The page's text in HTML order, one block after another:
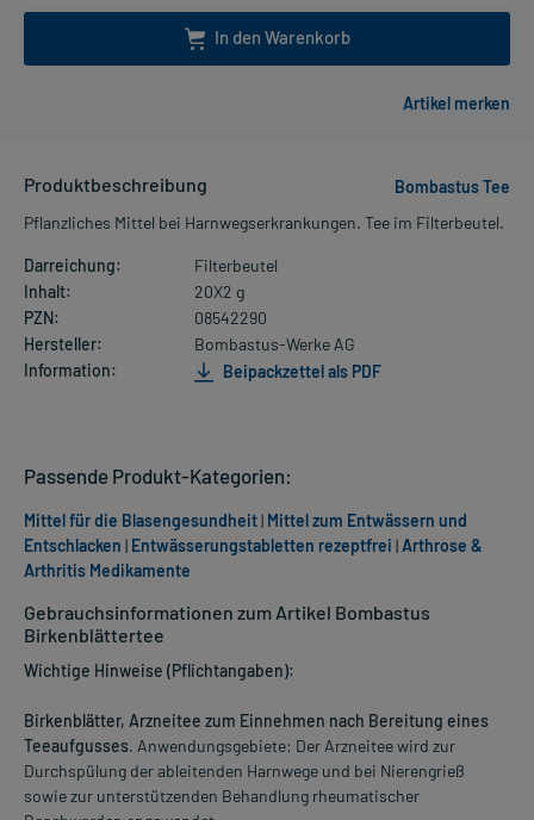
In den Warenkorb
Produktbeschreibung
Bombastus Tee
Pflanzliches Mittel bei Harnwegserkrankungen. Tee im Filterbeutel.
Darreichung:
Filterbeutel
Inhalt:
20X2 g
PZN:
08542290
Hersteller:
Bombastus-Werke AG
Information:
Beipackzettel als PDF
Gebrauchsinformationen zum Artikel Bombastus
Birkenblättertee
Wichtige Hinweise (Pflichtangaben):
Birkenblätter, Arzneitee zum Einnehmen nach Bereitung eines
Teeaufgusses. Anwendungsgebiete: Der Arzneitee wird zur
Durchspülung der ableitenden Harnwege und bei Nierengrieß
sowie zur unterstützenden Behandlung rheumatischer
Passende Produkt-Kategorien:
Mittel für die Blasengesundheit| Mittel zum Entwässern und
Entschlacken | Entwässerungstabletten rezeptfrei |Arthrose &
Arthritis Medikamente